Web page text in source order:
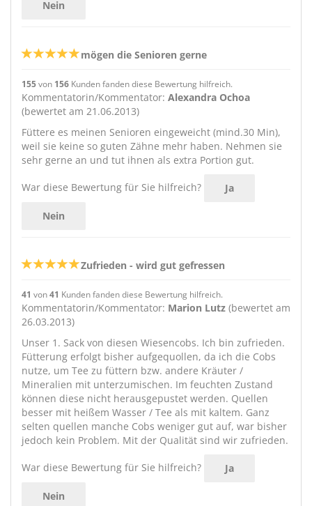
Nein
mögen die Senioren gerne
155von 156 Kunden fanden diese Bewertung hilfreich.
Kommentatorin/Kommentator: Alexandra Ochoa
(bewertet am 21.06.2013)
Füttere es meinen Senioren eingeweicht (mind.30 Min),
weil sie keine so guten Zähne mehr haben. Nehmen sie
sehr gerne an und tut ihnen als extra Portion gut.
War diese Bewertung für Sie hilfreich? Ja
Nein
Zufrieden - wird gut gefressen
41 von41 Kunden fanden diese Bewertung hilfreich.
Kommentatorin/Kommentator: Marion Lutz (bewertet am
26.03.2013)
Unser 1. Sack von diesen Wiesencobs. Ich bin zufrieden.
Fütterung erfolgt bisher aufgequollen, da ich die Cobs
nutze, um Tee zu füttern bzw. andere Kräuter /
Mineralien mit unterzumischen. Im feuchten Zustand
können diese nicht herausgepustet werden. Quellen
besser mit heißem Wasser / Tee als mit kaltem. Ganz
selten quellen manche Cobs weniger gut auf, war bisher
jedoch kein Problem. Mit der Qualität sind wir zufrieden.
War diese Bewertung für Sie hilfreich? Ja
Nein